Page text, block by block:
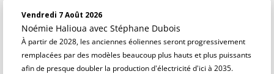
Vendredi 7 Août 2026
Noémie Halioua avec Stéphane Dubois
À partir de 2028, les anciennes éoliennes seront progressivement
remplacées par des modèles beaucoup plus hauts et plus puissants
afin de presque doubler la production d'électricité d'ici à 2035.